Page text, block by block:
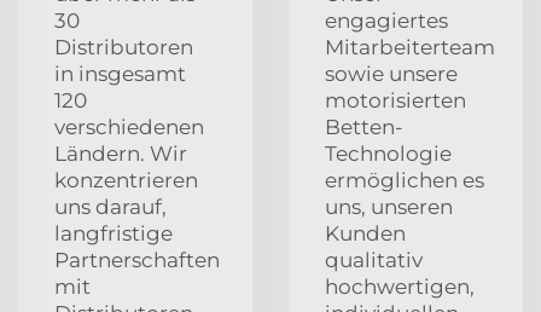
30
Distributoren
in insgesamt
120
verschiedenen
Ländern. Wir
konzentrieren
uns darauf,
langfristige
Partnerschaften
mit
engagiertes
Mitarbeiterteam
sowie unsere
motorisierten
Betten-
Technologie
ermöglichen es
uns, unseren
Kunden
qualitativ
hochwertigen,